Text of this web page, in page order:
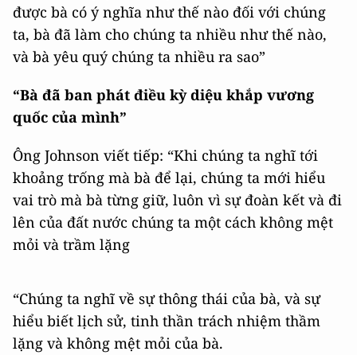
được bà có ý nghĩa như thế nào đối với chúng
ta, bà đã làm cho chúng ta nhiều như thế nào,
và bà yêu quý chúng ta nhiều ra sao”
“Bà đã ban phát điều kỳ diệu khắp vương
quốc của mình”
Ông Johnson viết tiếp: “Khi chúng ta nghĩ tới
khoảng trống mà bà để lại, chúng ta mới hiểu
vai trò mà bà từng giữ, luôn vì sự đoàn kết và đi
lên của đất nước chúng ta một cách không mệt
mỏi và trầm lặng
“Chúng ta nghĩ về sự thông thái của bà, và sự
hiểu biết lịch sử, tinh thần trách nhiệm thầm
lặng và không mệt mỏi của bà.